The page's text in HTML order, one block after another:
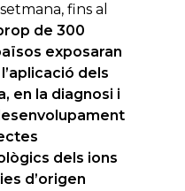
fins al
de 300
exposaran
dels
en la diagnosi i
dels ions
d’origen